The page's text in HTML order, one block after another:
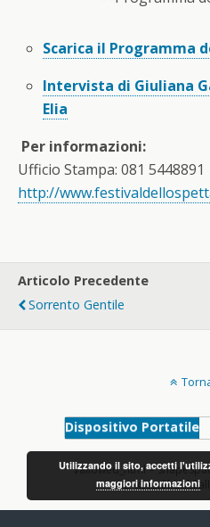
Scarica il Programma
Intervista di Giuliana
Elia
Per informazioni:
Ufficio Stampa: 081 5448891
http://
Articolo Precedente
Sorrento Gentile
Dispositivo Portatile
$allowed_html =
Utilizzando il sito, accetti
maggiori informazioni